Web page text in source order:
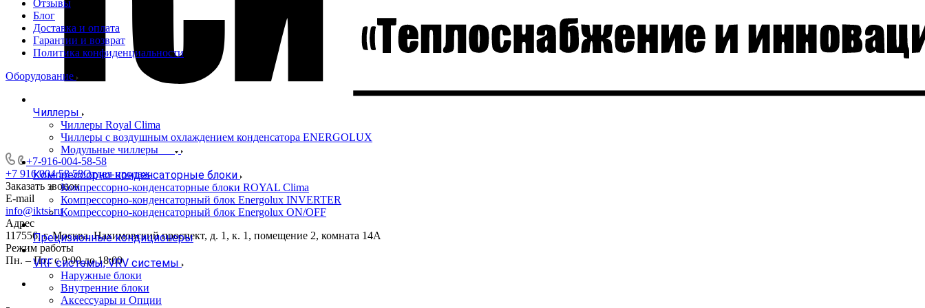
+7-916-004-58-58
+7 916 004 58 58Отдел продаж
Заказать звонок
E-mail
info@iktsi.ru
Адрес
117556, г. Москва, Нахимовский проспект, д. 1, к. 1, помещение 2, комната 14А
Режим работы
Пн. – Пт.: с 9:00 до 18:00
Отзывы
Блог
Доставка и оплата
Гарантии и возврат
Политика конфиденциальности
Оборудование
Чиллеры
Чиллеры Royal Clima
Чиллеры с воздушным охлаждением конденсатора ENERGOLUX
Модульные чиллеры
Компрессорно-конденсаторные блоки
Компрессорно-конденсаторные блоки ROYAL Clima
Компрессорно-конденсаторный блок Energolux INVERTER
Компрессорно-конденсаторный блок Energolux ON/OFF
Прецизионные кондиционеры
VRF системы, VRV системы
Наружные блоки
Внутренние блоки
Аксессуары и Опции